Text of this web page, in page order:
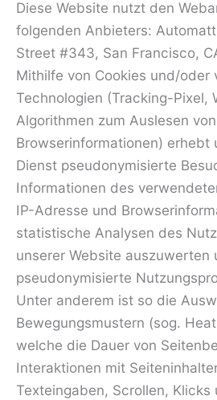
Diese Website nutzt den
folgenden Anbieters:
Street #343, San Francisco,
Mithilfe von Cookies und/oder
Technologien (Tracking-Pixel,
Algorithmen zum Auslesen
Browserinformationen) erhebt
Dienst pseudonymisierte
Informationen des
IP-Adresse und
statistische Analysen des
unserer Website auszuwerten
pseudonymisierte
Unter anderem ist so die
Bewegungsmustern (sog.
welche die Dauer von
Interaktionen mit
Texteingaben, Scrollen, Klicks